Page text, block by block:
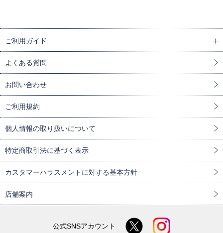
ご利用ガイド
よくある質問
お問い合わせ
ご利用規約
個人情報の取り扱いについて
特定商取引法に基づく表示
カスタマーハラスメントに対する基本方針
店舗案内
公式SNSアカウント